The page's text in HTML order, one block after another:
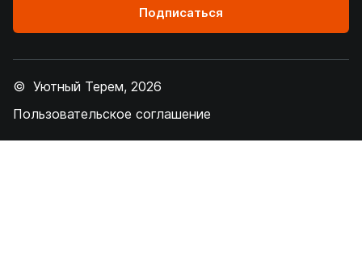
почты
Подписаться
© Уютный Терем, 2026
Пользовательское соглашение